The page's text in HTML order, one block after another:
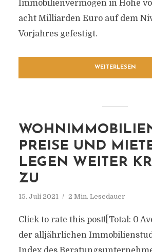
Immobilienvermögen in Höhe
acht Milliarden Euro auf dem
Vorjahres gefestigt.
WEITERLESEN
PREISE UND
LEGEN WEITER
ZU
15. Juli 2021 2 Min. Lesedauer
Click to rate this post![Total: 0
der alljährlichen